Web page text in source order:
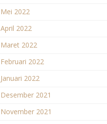
Mei 2022
April 2022
Maret 2022
Februari 2022
Januari 2022
Desember 2021
November 2021